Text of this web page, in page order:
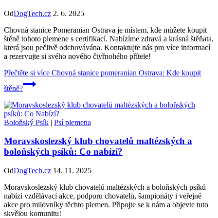
OdDogTech.cz 2. 6. 2025
Chovná stanice Pomeranian Ostrava je místem, kde můžete koupit
štěně tohoto plemene s certifikací. Nabízíme zdravá a krásná štěňata,
která jsou pečlivě odchovávána. Kontaktujte nás pro více informací
a rezervujte si svého nového čtyřnohého přítele!
Přečtěte si více Chovná stanice pomeranian Ostrava: Kde koupit
štěně?
Boloňský Psík | Psí plemena
Moravskoslezský klub chovatelů maltézských a
boloňských psíků: Co nabízí?
OdDogTech.cz 14. 11. 2025
Moravskoslezský klub chovatelů maltézských a boloňských psíků
nabízí vzdělávací akce, podporu chovatelů, šampionáty i veřejné
akce pro milovníky těchto plemen. Připojte se k nám a objevte tuto
skvělou komunitu!